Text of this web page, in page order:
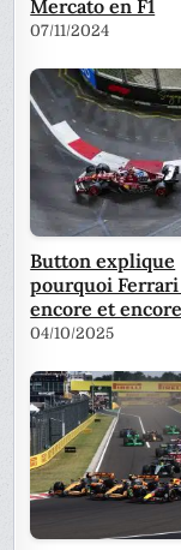
Mercato en F1
07/11/2024
Button explique
pourquoi Ferrari
encore et encore
04/10/2025